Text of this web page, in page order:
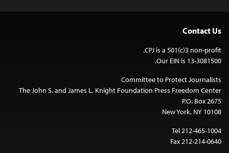
Contact Us
CPJ is a 501(c)3 non-profit.
Our EIN is 13-3081500.
Committee to Protect Journalists
The John S. and James L. Knight Foundation Press Freedom Center
P.O. Box 2675
New York, NY 10108
Tel 212-465-1004
Fax 212-214-0640